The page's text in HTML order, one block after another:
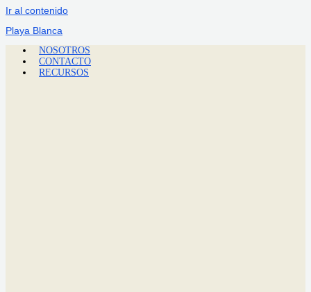
Ir al contenido
Playa Blanca
NOSOTROS
CONTACTO
RECURSOS